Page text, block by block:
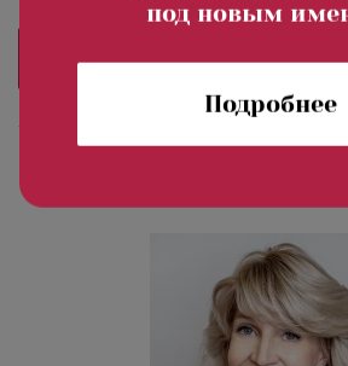
под новым
Подробнее